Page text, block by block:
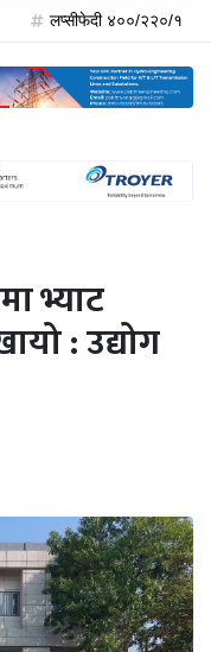
लप्सीफेदी ४००/२२०/१३२ केभी
भ्याट
: उद्योग